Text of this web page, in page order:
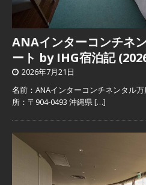
ANAインターコンチネ
ート by IHG宿泊記
2026年7月21日
名前：ANAインターコンチネンタル
所：〒904-0493 沖縄県[…]